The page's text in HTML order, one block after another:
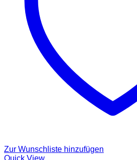
Zur Wunschliste hinzufügen
Quick View